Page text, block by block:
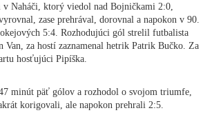
Naháči, ktorý viedol nad Bojničkami 2:0,
zase prehrával, dorovnal a napokon v 90.
5:4. Rozhodujúci gól strelil futbalista
Van, za hostí zaznamenal hetrik Patrik Bučko. Za
hosťujúci Pipíška.
minút päť gólov a rozhodol o svojom triumfe,
korigovali, ale napokon prehrali 2:5.